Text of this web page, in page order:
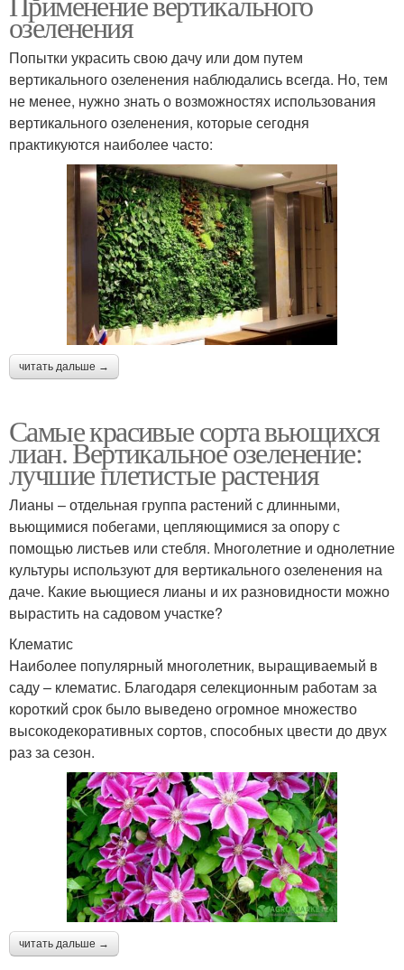
озеленения
Попытки украсить свою дачу или дом путем
вертикального озеленения наблюдались всегда. Но, тем
не менее, нужно знать о возможностях использования
вертикального озеленения, которые сегодня
практикуются наиболее часто:
читать дальше →
Самые красивые сорта вьющихся
лиан. Вертикальное озеленение:
лучшие плетистые растения
Лианы – отдельная группа растений с длинными,
вьющимися побегами, цепляющимися за опору с
помощью листьев или стебля. Многолетние и однолетние
культуры используют для вертикального озеленения на
даче. Какие вьющиеся лианы и их разновидности можно
вырастить на садовом участке?
Клематис
Наиболее популярный многолетник, выращиваемый в
саду – клематис. Благодаря селекционным работам за
короткий срок было выведено огромное множество
высокодекоративных сортов, способных цвести до двух
раз за сезон.
читать дальше →